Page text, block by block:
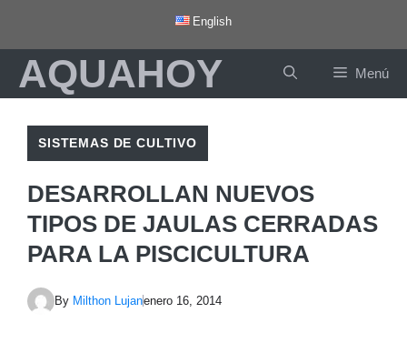
contenido
English
AQUAHOY Menú
SISTEMAS DE CULTIVO
DESARROLLAN NUEVOS
TIPOS DE JAULAS CERRADAS
PARA LA PISCICULTURA
By Milthon Lujanenero 16, 2014